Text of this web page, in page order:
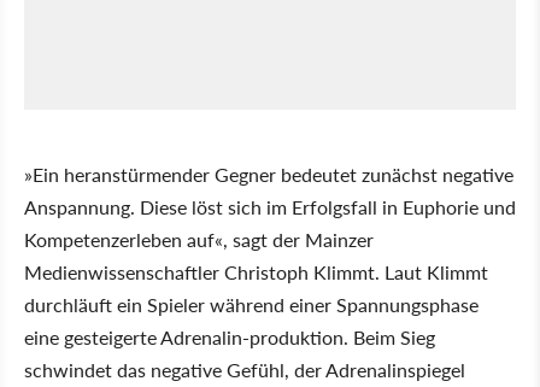
»Ein heranstürmender Gegner bedeutet zunächst negative
Anspannung. Diese löst sich im Erfolgsfall in Euphorie und
Kompetenzerleben auf«, sagt der Mainzer
Medienwissenschaftler Christoph Klimmt. Laut Klimmt
durchläuft ein Spieler während einer Spannungsphase
eine gesteigerte Adrenalin-produktion. Beim Sieg
schwindet das negative Gefühl, der Adrenalinspiegel